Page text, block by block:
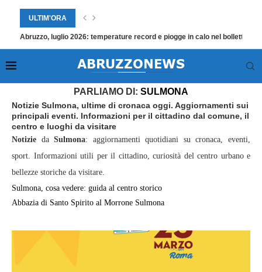
ULTIM'ORA
Abruzzo, luglio 2026: temperature record e piogge in calo nel bollettino
Home Pagina 82
PARLIAMO DI: SULMONA
Notizie Sulmona, ultime di cronaca oggi. Aggiornamenti sui
principali eventi. Informazioni per il cittadino dal comune, il
centro e luoghi da visitare
Notizie daSulmona: aggiornamenti quotidiani su cronaca, eventi,
sport. Informazioni utili per il cittadino, curiosità del centro urbano e
bellezze storiche da visitare.
Sulmona, cosa vedere: guida al centro storico
Abbazia di Santo Spirito al Morrone Sulmona